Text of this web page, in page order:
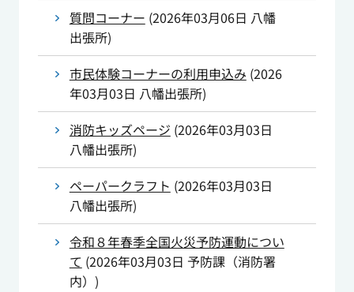
質問コーナー (2026年03月06日 八幡
出張所)
市民体験コーナーの利用申込み (2026
年03月03日 八幡出張所)
消防キッズページ (2026年03月03日
八幡出張所)
ペーパークラフト (2026年03月03日
八幡出張所)
令和８年春季全国火災予防運動につい
て (2026年03月03日 予防課（消防署
内） )